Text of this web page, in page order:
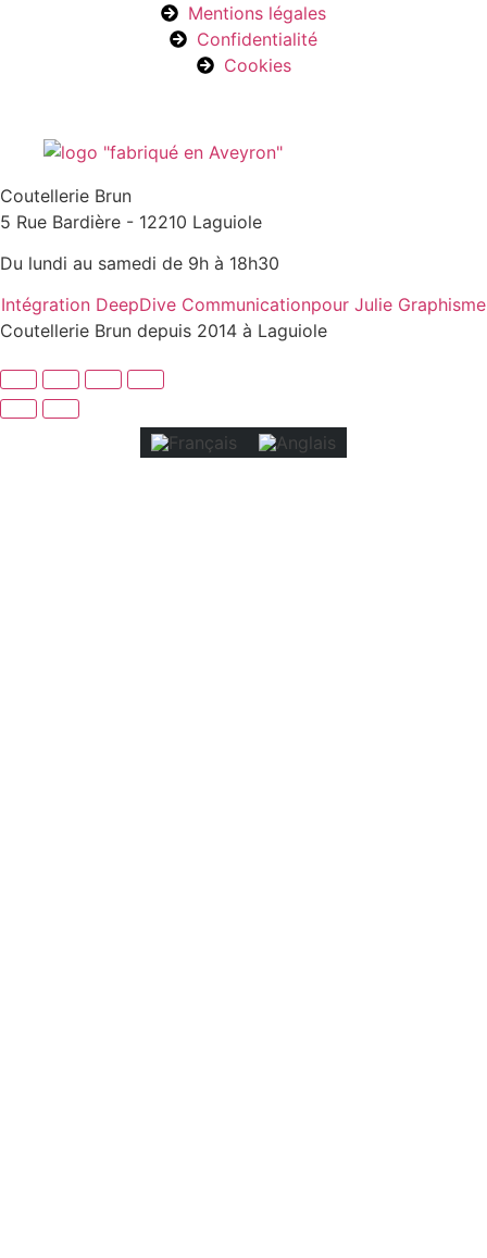
Mentions légales
Confidentialité
Cookies
Coutellerie Brun
5 Rue Bardière - 12210 Laguiole
Du lundi au samedi de 9h à 18h30
Intégration DeepDive Communicationpour Julie Graphisme
Coutellerie Brun depuis 2014 à Laguiole